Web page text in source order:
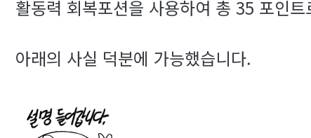
활동력 회복포션을 사용하여 총 35 포인
아래의 사실 덕분에 가능했습니다.